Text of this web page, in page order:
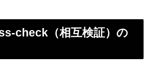
check（相互検証）の